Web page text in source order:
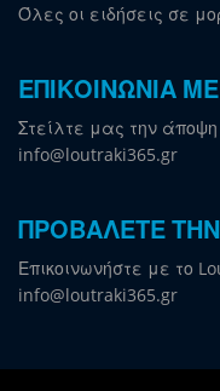
Όλες οι ειδήσεις σε
ΕΠΙΚΟΙΝΩΝΙΑ
Στείλτε μας την
info@loutraki365.gr
ΠΡΟΒΑΛΕΤΕ ΤΗΝ
Επικοινωνήστε με το
info@loutraki365.gr